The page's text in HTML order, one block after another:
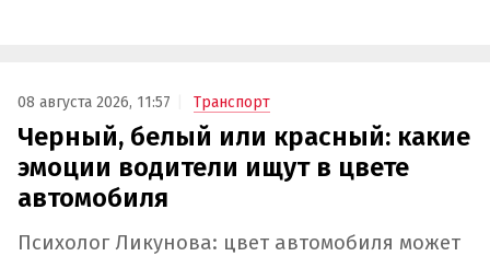
08 августа 2026, 11:57 Транспорт
Черный, белый или красный: какие
эмоции водители ищут в цвете
автомобиля
Психолог Ликунова: цвет автомобиля может